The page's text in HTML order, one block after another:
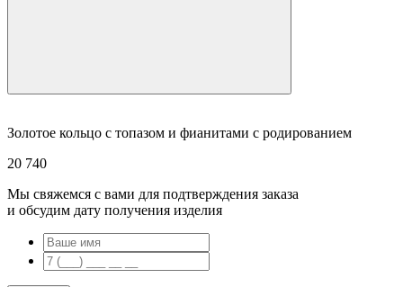
Золотое кольцо с топазом и фианитами с родированием
20 740
Мы свяжемся с вами для подтверждения заказа
и обсудим дату получения изделия